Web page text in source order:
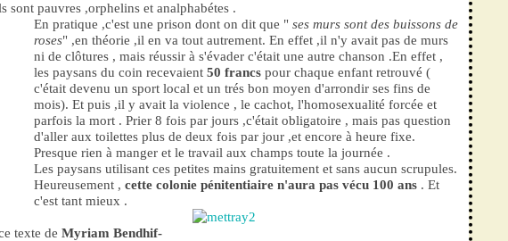
sont pauvres ,orphelins et analphabétes .
En pratique ,c'est une prison dont on dit que " ses murs sont des buissons de
roses" ,en théorie ,il en va tout autrement. En effet ,il n'y avait pas de murs
ni de clôtures , mais réussir à s'évader c'était une autre chanson .En effet ,
les paysans du coin recevaient 50 francs pour chaque enfant retrouvé (
c'était devenu un sport local et un trés bon moyen d'arrondir ses fins de
mois). Et puis ,il y avait la violence , le cachot, l'homosexualité forcée et
parfois la mort . Prier 8 fois par jours ,c'était obligatoire , mais pas question
d'aller aux toilettes plus de deux fois par jour ,et encore à heure fixe.
Presque rien à manger et le travail aux champs toute la journée .
Les paysans utilisant ces petites mains gratuitement et sans aucun scrupules.
Heureusement , cette colonie pénitentiaire n'aura pas vécu 100 ans . Et
c'est tant mieux .
texte de Myriam Bendhif-